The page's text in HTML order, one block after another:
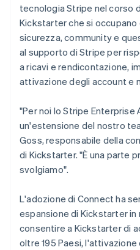
tecnologia Stripe nel corso
Kickstarter che si occupano
sicurezza, community e
al supporto di Stripe per
a ricavi e rendicontazione,
attivazione degli account e
"Per noi lo Stripe Enterprise
un'estensione del nostro
Goss, responsabile della
di Kickstarter. "È una parte
svolgiamo".
L'adozione di Connect ha
espansione di Kickstarter in
consentire a Kickstarter di
oltre 195 Paesi,